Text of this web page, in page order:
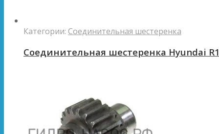
Категории: Соединительная шестеренка
Соединительная шестеренка Hyundai